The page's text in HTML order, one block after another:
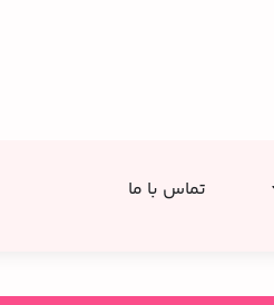
تماس با ما